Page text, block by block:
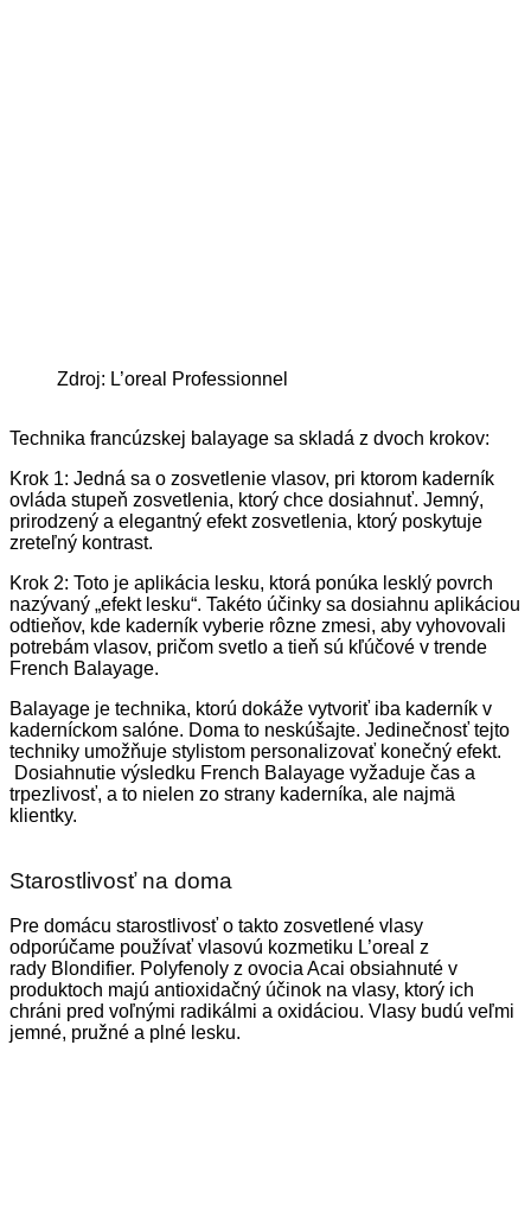
Zdroj: L’oreal Professionnel
Technika francúzskej balayage sa skladá z dvoch krokov:
Krok 1: Jedná sa o zosvetlenie vlasov, pri ktorom kaderník
ovláda stupeň zosvetlenia, ktorý chce dosiahnuť. Jemný,
prirodzený a elegantný efekt zosvetlenia, ktorý poskytuje
zreteľný kontrast.
Krok 2: Toto je aplikácia lesku, ktorá ponúka lesklý povrch
nazývaný „efekt lesku“. Takéto účinky sa dosiahnu aplikáciou
odtieňov, kde kaderník vyberie rôzne zmesi, aby vyhovovali
potrebám vlasov, pričom svetlo a tieň sú kľúčové v trende
French Balayage.
Balayage je technika, ktorú dokáže vytvoriť iba kaderník v
kaderníckom salóne. Doma to neskúšajte. Jedinečnosť tejto
techniky umožňuje stylistom personalizovať konečný efekt.
Dosiahnutie výsledku French Balayage vyžaduje čas a
trpezlivosť, a to nielen zo strany kaderníka, ale najmä
klientky.
Starostlivosť na doma
Pre domácu starostlivosť o takto zosvetlené vlasy
odporúčame používať vlasovú kozmetiku L’oreal z
rady Blondifier. Polyfenoly z ovocia Acai obsiahnuté v
produktoch majú antioxidačný účinok na vlasy, ktorý ich
chráni pred voľnými radikálmi a oxidáciou. Vlasy budú veľmi
jemné, pružné a plné lesku.